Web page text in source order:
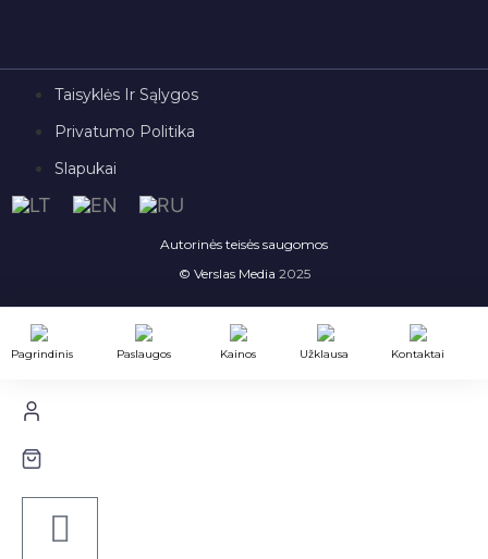
Taisyklės Ir Sąlygos
Privatumo Politika
Slapukai
Autorinės teisės saugomos
© Verslas Media 2025
Pagrindinis Paslaugos Kainos Užklausa Kontaktai